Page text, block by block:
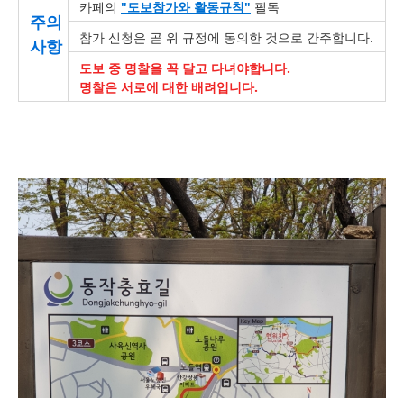
주의
사항
카페의 "도보참가와 활동규칙" 필독
참가 신청은 곧 위 규정에 동의한 것으로 간주합니다.
도보 중 명찰을 꼭 달고 다녀야합니다.
명찰은 서로에 대한 배려입니다.